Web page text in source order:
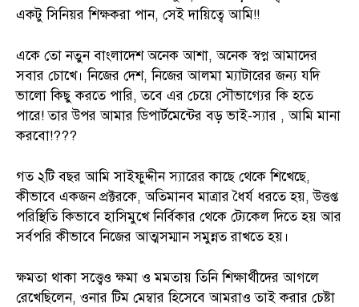
একটু সিনিয়র শিক্ষকরা পান, সেই দায়িত্বে আমি!!
একে তো নতুন বাংলাদেশ অনেক আশা, অনেক স্বপ্ন আমাদের
সবার চোখে। নিজের দেশ, নিজের আলমা ম্যাটারের জন্য যদি
ভালো কিছু করতে পারি, তবে এর চেয়ে সৌভাগ্যের কি হতে
পারে! তার উপর আমার ডিপার্টমেন্টের বড় ভাই-স্যার , আমি মানা
করবো!???
গত ২টি বছর আমি সাইফুদ্দীন স্যারের কাছে থেকে শিখেছে,
কীভাবে একজন প্রক্টরকে, অতিমানব মাত্রার ধৈর্য ধরতে হয়, উত্তপ্ত
পরিস্থিতি কিভাবে হাসিমুখে নির্বিকার থেকে ট্যেকেল দিতে হয় আর
সর্বপরি কীভাবে নিজের আত্মসম্মান সমুন্নত রাখতে হয়।
ক্ষমতা থাকা সত্ত্বেও ক্ষমা ও মমতায় তিনি শিক্ষার্থীদের আগলে
রেখেছিলেন, ওনার টিম মেম্বার হিসেবে আমরাও তাই করার চেষ্টা